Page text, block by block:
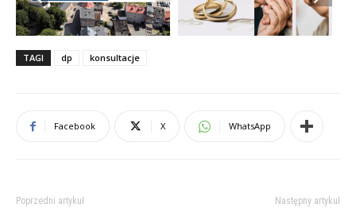
TAGI dp konsultacje
Facebook X WhatsApp
Poprzedni artykuł Następny artykuł